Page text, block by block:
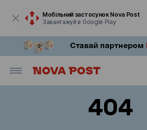
Мобільний застосунок Nova Post
Завантажуй в Google Play
404